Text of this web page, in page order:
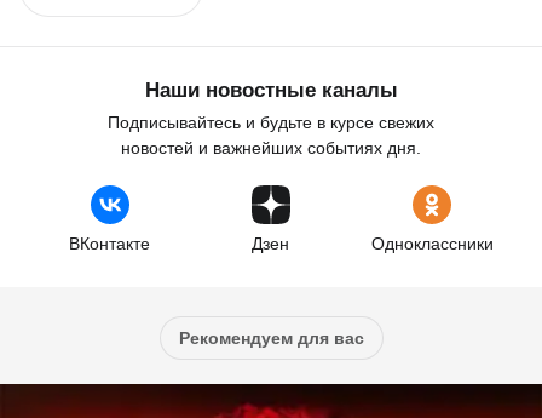
Наши новостные каналы
Подписывайтесь и будьте в курсе свежих
новостей и важнейших событиях дня.
ВКонтакте Дзен Одноклассники
Рекомендуем для вас